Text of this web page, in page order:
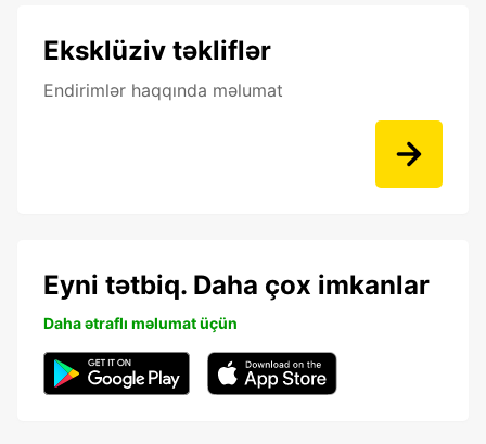
Eksklüziv təkliflər
Endirimlər haqqında məlumat
Eyni tətbiq. Daha çox imkanlar
Daha ətraflı məlumat üçün